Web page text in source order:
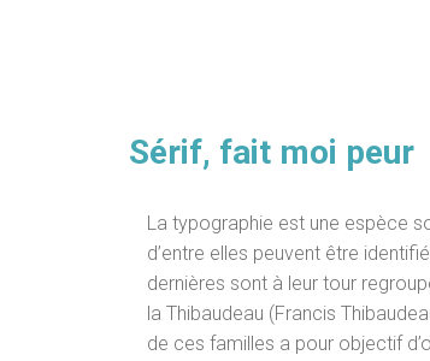
Sérif, fait moi peur
La typographie est une espèce
d’entre elles peuvent être
dernières sont à leur tour
la Thibaudeau (Francis
de ces familles a pour objectif